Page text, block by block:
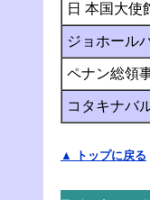
日 本国大使
ジョホール
ペナン総領
コタキナバ
▲ トップに戻る